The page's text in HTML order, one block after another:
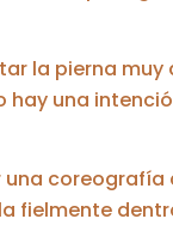
la pierna muy
hay una
coreografía
fielmente